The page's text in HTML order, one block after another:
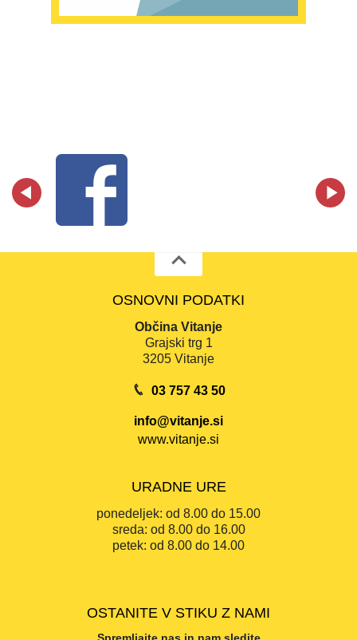
OSNOVNI PODATKI
Občina Vitanje
Grajski trg 1
3205 Vitanje
03 757 43 50
info@vitanje.si
www.vitanje.si
URADNE URE
ponedeljek: od 8.00 do 15.00
sreda: od 8.00 do 16.00
petek: od 8.00 do 14.00
OSTANITE V STIKU Z NAMI